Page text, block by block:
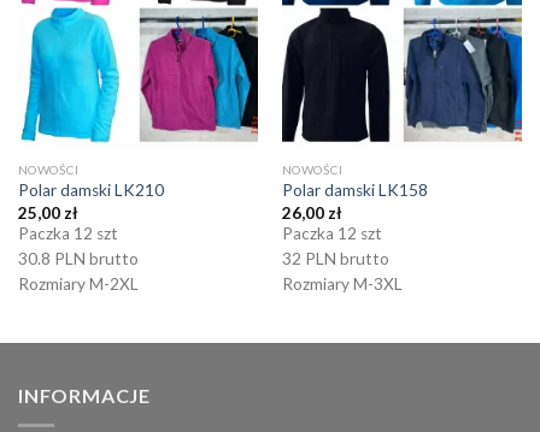
NOWOŚCI
Polar damski LK210
25,00 zł
Paczka 12 szt
30.8 PLN brutto
Rozmiary M-2XL
NOWOŚCI
Polar damski LK158
26,00 zł
Paczka 12 szt
32 PLN brutto
Rozmiary M-3XL
INFORMACJE